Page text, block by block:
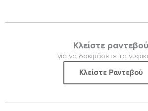
Κλείστε ραντεβού
για να δοκιμάσετε τα
Κλείστε Ραντεβού